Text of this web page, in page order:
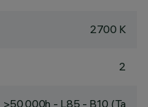
2700 K
2
>50,000h - L85 - B10 (Ta